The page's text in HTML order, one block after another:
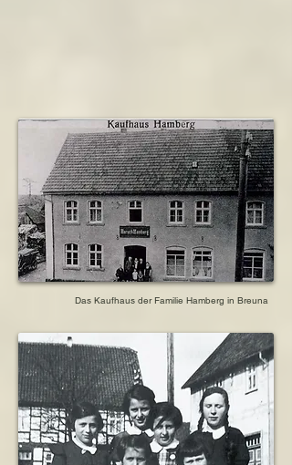
1940         Umzug nach Kassel, um die Schule
zu besuchen
1940         Flucht der sechs Jahre älteren
Schwester in die USA
1942         Verschleppung und Ermordung in
Sobibor
Das Kaufhaus der Familie Hamberg in Breuna